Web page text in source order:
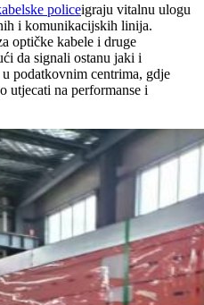
policeigraju vitalnu ulogu
i komunikacijskih linija.
optičke kabele i druge
da signali ostanu jaki i
podatkovnim centrima, gdje
utjecati na performanse i